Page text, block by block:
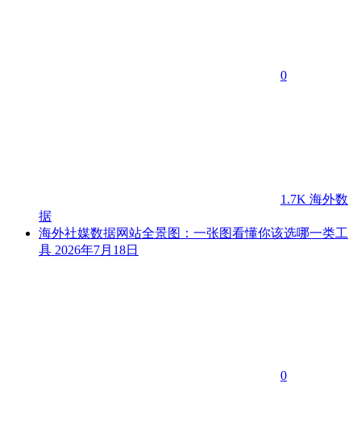
0
1.7K 海外数
据
海外社媒数据网站全景图：一张图看懂你该选哪一类工
具 2026年7月18日
0